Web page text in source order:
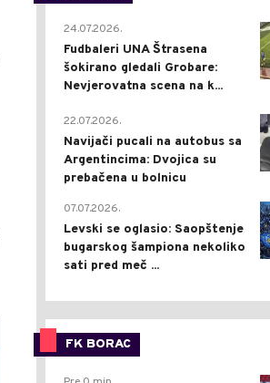
24.07.2026.
Fudbaleri UNA Štrasena
šokirano gledali Grobare:
Nevjerovatna scena na k...
22.07.2026.
Navijači pucali na autobus sa
Argentincima: Dvojica su
prebačena u bolnicu
07.07.2026.
Levski se oglasio: Saopštenje
bugarskog šampiona nekoliko
sati pred meč ...
FK BORAC